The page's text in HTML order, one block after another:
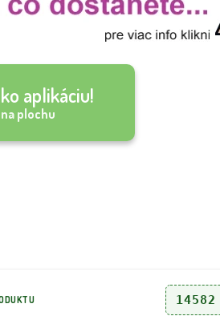
aplikáciu!
plochu
14582